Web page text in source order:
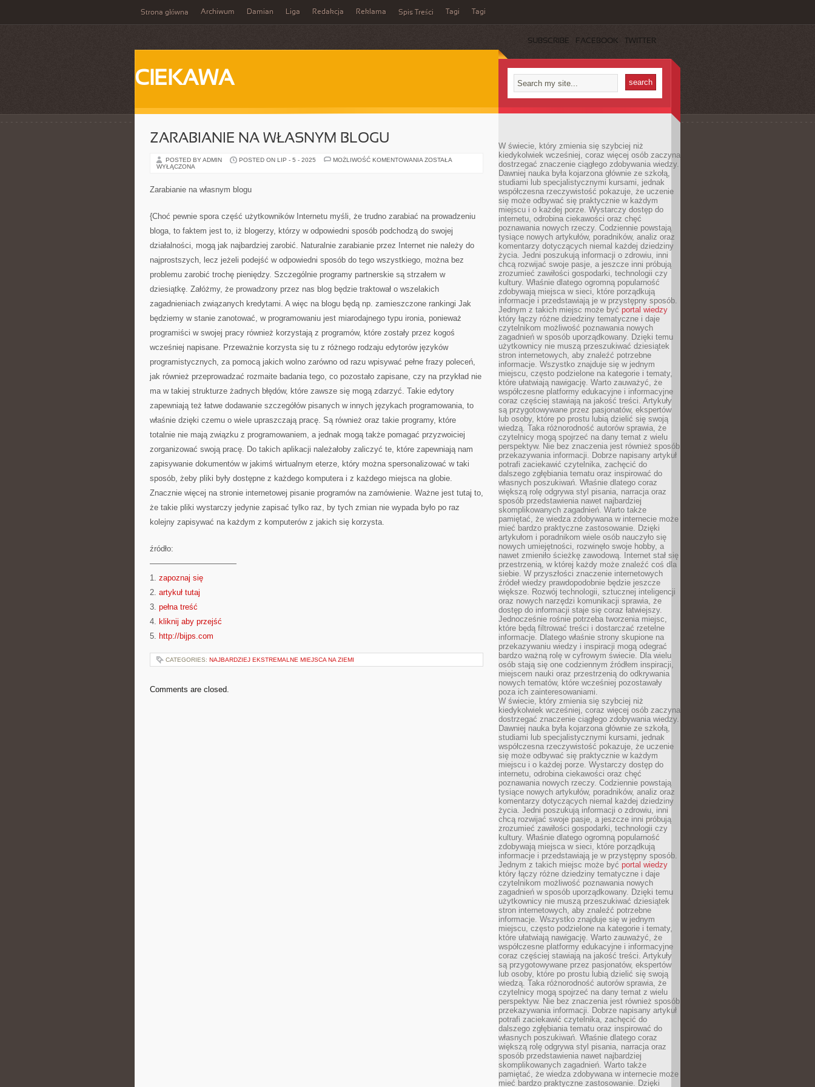
Strona główna Archiwum Damian Liga Redakcja Reklama Spis Treści Tagi Tagi
SUBSCRIBE FACEBOOK TWITTER
CIEKAWA
ZARABIANIE NA WŁASNYM BLOGU
POSTED BY ADMIN POSTED ON LIP - 5 - 2025 MOŻLIWOŚĆ KOMENTOWANIA ZARABIANIE
ZOSTAŁA
WYŁĄCZONA
Zarabianie na własnym blogu
{Choć pewnie spora część użytkowników Internetu myśli, że trudno zarabiać na prowadzeniu
bloga, to faktem jest to, iż blogerzy, którzy w odpowiedni sposób podchodzą do swojej
działalności, mogą jak najbardziej zarobić. Naturalnie zarabianie przez Internet nie należy do
najprostszych, lecz jeżeli podejść w odpowiedni sposób do tego wszystkiego, można bez
problemu zarobić trochę pieniędzy. Szczególnie programy partnerskie są strzałem w
dziesiątkę. Załóżmy, że prowadzony przez nas blog będzie traktował o wszelakich
zagadnieniach związanych kredytami. A więc na blogu będą np. zamieszczone rankingi Jak
będziemy w stanie zanotować, w programowaniu jest miarodajnego typu ironia, ponieważ
programiści w swojej pracy również korzystają z programów, które zostały przez kogoś
wcześniej napisane. Przeważnie korzysta się tu z różnego rodzaju edytorów języków
programistycznych, za pomocą jakich wolno zarówno od razu wpisywać pełne frazy poleceń,
jak również przeprowadzać rozmaite badania tego, co pozostało zapisane, czy na przykład nie
ma w takiej strukturze żadnych błędów, które zawsze się mogą zdarzyć. Takie edytory
zapewniają też łatwe dodawanie szczegółów pisanych w innych językach programowania, to
właśnie dzięki czemu o wiele upraszczają pracę. Są również oraz takie programy, które
totalnie nie mają związku z programowaniem, a jednak mogą także pomagać przyzwoiciej
zorganizować swoją pracę. Do takich aplikacji należałoby zaliczyć te, które zapewniają nam
zapisywanie dokumentów w jakimś wirtualnym eterze, który można spersonalizować w taki
sposób, żeby pliki były dostępne z każdego komputera i z każdego miejsca na globie.
Znacznie więcej na stronie internetowej pisanie programów na zamówienie. Ważne jest tutaj to,
że takie pliki wystarczy jedynie zapisać tylko raz, by tych zmian nie wypada było po raz
kolejny zapisywać na każdym z komputerów z jakich się korzysta.
źródło:
———————————
1. zapoznaj się
2. artykuł tutaj
3. pełna treść
4. kliknij aby przejść
5. http://bijps.com
CATEGORIES: NAJBARDZIEJ EKSTREMALNE MIEJSCA NA ZIEMI
Comments are closed.
W świecie, który zmienia się szybciej niż
kiedykolwiek wcześniej, coraz więcej osób zaczyna
dostrzegać znaczenie ciągłego zdobywania wiedzy.
Dawniej nauka była kojarzona głównie ze szkołą,
studiami lub specjalistycznymi kursami, jednak
współczesna rzeczywistość pokazuje, że uczenie
się może odbywać się praktycznie w każdym
miejscu i o każdej porze. Wystarczy dostęp do
internetu, odrobina ciekawości oraz chęć
poznawania nowych rzeczy. Codziennie powstają
tysiące nowych artykułów, poradników, analiz oraz
komentarzy dotyczących niemal każdej dziedziny
życia. Jedni poszukują informacji o zdrowiu, inni
chcą rozwijać swoje pasje, a jeszcze inni próbują
zrozumieć zawiłości gospodarki, technologii czy
kultury. Właśnie dlatego ogromną popularność
zdobywają miejsca w sieci, które porządkują
informacje i przedstawiają je w przystępny sposób.
Jednym z takich miejsc może być portal wiedzy
który łączy różne dziedziny tematyczne i daje
czytelnikom możliwość poznawania nowych
zagadnień w sposób uporządkowany. Dzięki temu
użytkownicy nie muszą przeszukiwać dziesiątek
stron internetowych, aby znaleźć potrzebne
informacje. Wszystko znajduje się w jednym
miejscu, często podzielone na kategorie i tematy,
które ułatwiają nawigację. Warto zauważyć, że
współczesne platformy edukacyjne i informacyjne
coraz częściej stawiają na jakość treści. Artykuły
są przygotowywane przez pasjonatów, ekspertów
lub osoby, które po prostu lubią dzielić się swoją
wiedzą. Taka różnorodność autorów sprawia, że
czytelnicy mogą spojrzeć na dany temat z wielu
perspektyw. Nie bez znaczenia jest również sposób
przekazywania informacji. Dobrze napisany artykuł
potrafi zaciekawić czytelnika, zachęcić do
dalszego zgłębiania tematu oraz inspirować do
własnych poszukiwań. Właśnie dlatego coraz
większą rolę odgrywa styl pisania, narracja oraz
sposób przedstawienia nawet najbardziej
skomplikowanych zagadnień. Warto także
pamiętać, że wiedza zdobywana w internecie może
mieć bardzo praktyczne zastosowanie. Dzięki
artykułom i poradnikom wiele osób nauczyło się
nowych umiejętności, rozwinęło swoje hobby, a
nawet zmieniło ścieżkę zawodową. Internet stał się
przestrzenią, w której każdy może znaleźć coś dla
siebie. W przyszłości znaczenie internetowych
źródeł wiedzy prawdopodobnie będzie jeszcze
większe. Rozwój technologii, sztucznej inteligencji
oraz nowych narzędzi komunikacji sprawia, że
dostęp do informacji staje się coraz łatwiejszy.
Jednocześnie rośnie potrzeba tworzenia miejsc,
które będą filtrować treści i dostarczać rzetelne
informacje. Dlatego właśnie strony skupione na
przekazywaniu wiedzy i inspiracji mogą odegrać
bardzo ważną rolę w cyfrowym świecie. Dla wielu
osób stają się one codziennym źródłem inspiracji,
miejscem nauki oraz przestrzenią do odkrywania
nowych tematów, które wcześniej pozostawały
poza ich zainteresowaniami.
W świecie, który zmienia się szybciej niż
kiedykolwiek wcześniej, coraz więcej osób zaczyna
dostrzegać znaczenie ciągłego zdobywania wiedzy.
Dawniej nauka była kojarzona głównie ze szkołą,
studiami lub specjalistycznymi kursami, jednak
współczesna rzeczywistość pokazuje, że uczenie
się może odbywać się praktycznie w każdym
miejscu i o każdej porze. Wystarczy dostęp do
internetu, odrobina ciekawości oraz chęć
poznawania nowych rzeczy. Codziennie powstają
tysiące nowych artykułów, poradników, analiz oraz
komentarzy dotyczących niemal każdej dziedziny
życia. Jedni poszukują informacji o zdrowiu, inni
chcą rozwijać swoje pasje, a jeszcze inni próbują
zrozumieć zawiłości gospodarki, technologii czy
kultury. Właśnie dlatego ogromną popularność
zdobywają miejsca w sieci, które porządkują
informacje i przedstawiają je w przystępny sposób.
Jednym z takich miejsc może być portal wiedzy
który łączy różne dziedziny tematyczne i daje
czytelnikom możliwość poznawania nowych
zagadnień w sposób uporządkowany. Dzięki temu
użytkownicy nie muszą przeszukiwać dziesiątek
stron internetowych, aby znaleźć potrzebne
informacje. Wszystko znajduje się w jednym
miejscu, często podzielone na kategorie i tematy,
które ułatwiają nawigację. Warto zauważyć, że
współczesne platformy edukacyjne i informacyjne
coraz częściej stawiają na jakość treści. Artykuły
są przygotowywane przez pasjonatów, ekspertów
lub osoby, które po prostu lubią dzielić się swoją
wiedzą. Taka różnorodność autorów sprawia, że
czytelnicy mogą spojrzeć na dany temat z wielu
perspektyw. Nie bez znaczenia jest również sposób
przekazywania informacji. Dobrze napisany artykuł
potrafi zaciekawić czytelnika, zachęcić do
dalszego zgłębiania tematu oraz inspirować do
własnych poszukiwań. Właśnie dlatego coraz
większą rolę odgrywa styl pisania, narracja oraz
sposób przedstawienia nawet najbardziej
skomplikowanych zagadnień. Warto także
pamiętać, że wiedza zdobywana w internecie może
mieć bardzo praktyczne zastosowanie. Dzięki